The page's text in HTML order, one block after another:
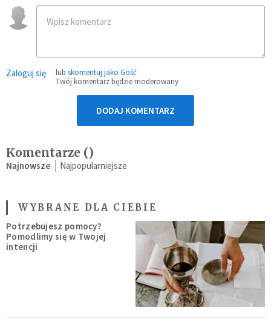
Zaloguj się lub skomentuj jako Gość
Twój komentarz będzie moderowany
DODAJ KOMENTARZ
Komentarze ()
Najnowsze Najpopularniejsze
WYBRANE DLA CIEBIE
Potrzebujesz pomocy?
Pomodlimy się w Twojej
intencji